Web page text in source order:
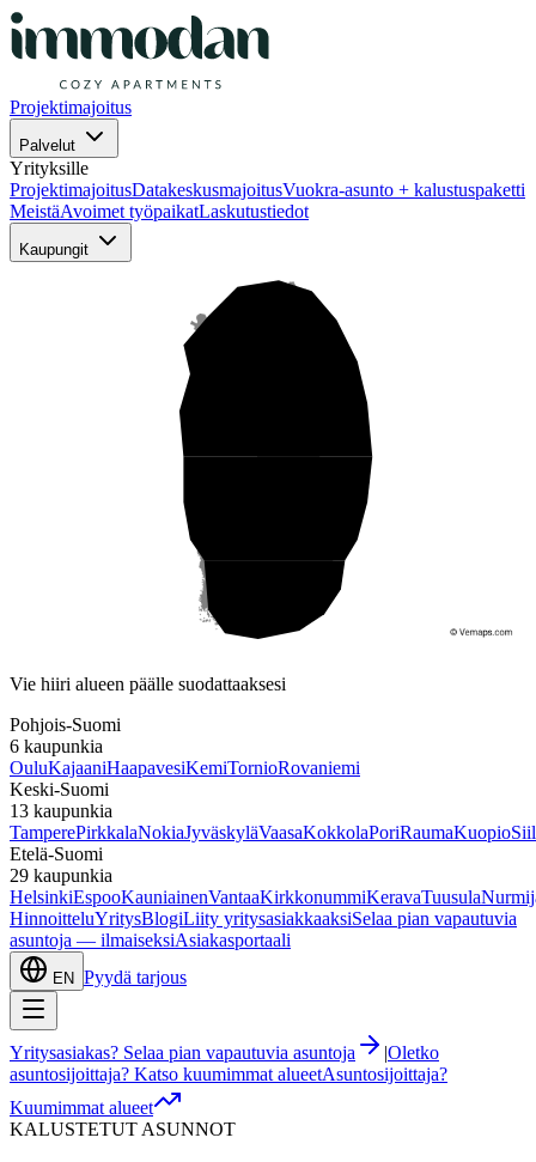
Projektimajoitus
Palvelut
Yrityksille
ProjektimajoitusDatakeskusmajoitusVuokra-asunto + kalustuspaketti
MeistäAvoimet työpaikatLaskutustiedot
Kaupungit
Vie hiiri alueen päälle suodattaaksesi
Pohjois-Suomi
6 kaupunkia
OuluKajaaniHaapavesiKemiTornioRovaniemi
Keski-Suomi
13 kaupunkia
TamperePirkkalaNokiaJyväskyläVaasaKokkolaPoriRaumaKuopio
Etelä-Suomi
29 kaupunkia
HelsinkiEspooKauniainenVantaaKirkkonummiKeravaTuusula
HinnoitteluYritysBlogiLiity yritysasiakkaaksiSelaa pian vapautuvia
asuntoja — ilmaiseksiAsiakasportaali
EN Pyydä tarjous
Yritysasiakas? Selaa pian vapautuvia asuntoja |Oletko
asuntosijoittaja? Katso kuumimmat alueetAsuntosijoittaja?
Kuumimmat alueet
KALUSTETUT ASUNNOT